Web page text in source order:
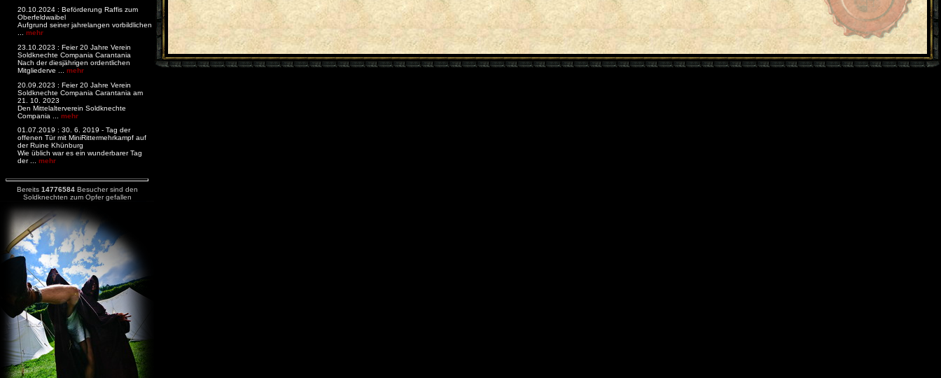
20.10.2024 : Beförderung Raffis zum
Oberfeldwaibel
Aufgrund seiner jahrelangen vorbildlichen
... mehr
23.10.2023 : Feier 20 Jahre Verein
Soldknechte Compania Carantania
Nach der diesjährigen ordentlichen
Mitgliederve ... mehr
20.09.2023 : Feier 20 Jahre Verein
Soldknechte Compania Carantania am
21. 10. 2023
Den Mittelalterverein Soldknechte
Compania ... mehr
01.07.2019 : 30. 6. 2019 - Tag der
offenen Tür mit MiniRittermehrkampf auf
der Ruine Khünburg
Wie üblich war es ein wunderbarer Tag
der ... mehr
Bereits 14776584Besucher sind den
Soldknechten zum Opfer gefallen